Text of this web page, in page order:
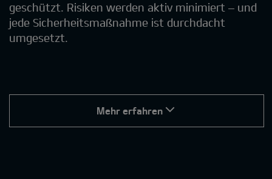
geschützt. Risiken werden aktiv minimiert – und
jede Sicherheitsmaßnahme ist durchdacht
umgesetzt.
Mehr erfahren